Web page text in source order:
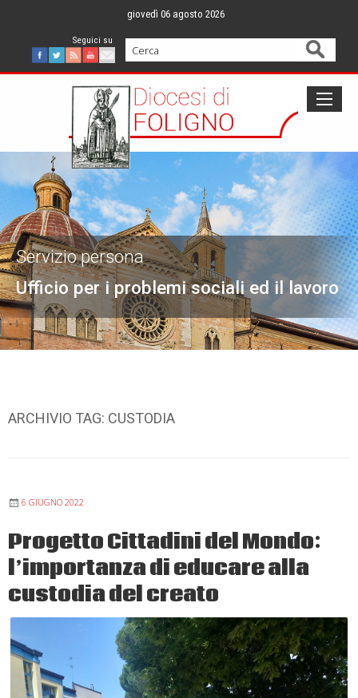
content
giovedì 06 agosto 2026
Facebook
Twitter
FeedYoutube
Mail
Cerca
Ufficio per i problemi sociali ed il lavoro
Servizio persona
ARCHIVIO TAG: CUSTODIA
6 GIUGNO 2022
Progetto Cittadini del Mondo:
l’importanza di educare alla
custodia del creato